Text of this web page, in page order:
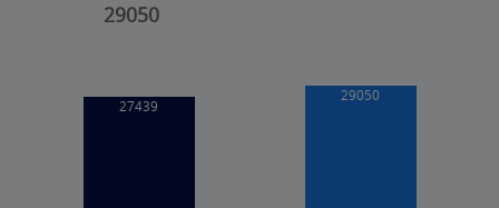
29050